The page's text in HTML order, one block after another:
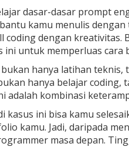
dasar-dasar prompt
kamu menulis
coding dengan
ini untuk memperluas
hanya latihan
hanya belajar
adalah kombinasi
kasus ini bisa kamu
kamu. Jadi, daripada
masa depan.